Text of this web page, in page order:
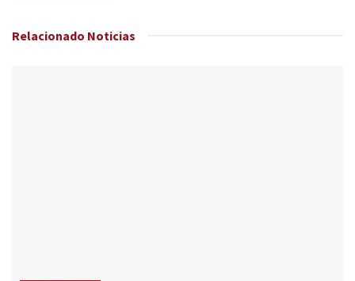
Relacionado Noticias